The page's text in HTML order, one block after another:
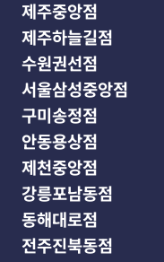
제주중앙점
제주하늘길점
수원권선점
서울삼성중앙점
구미송정점
안동용상점
제천중앙점
강릉포남동점
동해대로점
전주진북동점